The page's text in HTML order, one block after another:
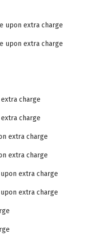
upon extra charge
upon extra charge
charge
charge
extra charge
extra charge
extra charge
extra charge